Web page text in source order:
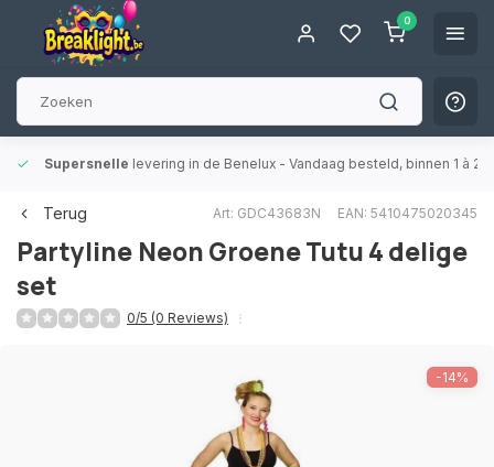
0
Supersnelle levering in de Benelux - Vandaag besteld, binnen 1 à 2
Terug Art: GDC43683N EAN: 5410475020345
Partyline Neon Groene Tutu 4 delige
set
0/5 (0 Reviews)
-14%